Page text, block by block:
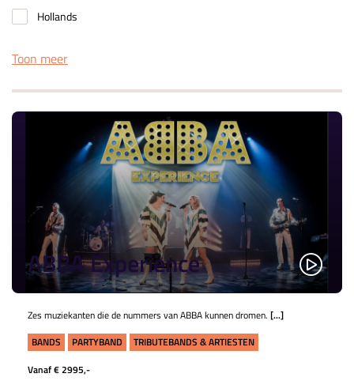
Hollands
Toon meer
ABBA Experience
Zes muziekanten die de nummers van ABBA kunnen dromen. [...]
BANDS
PARTYBAND
TRIBUTEBANDS & ARTIESTEN
Vanaf € 2995,-